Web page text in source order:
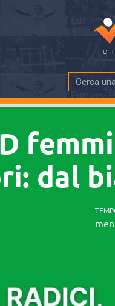
dal